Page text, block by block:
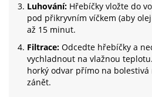
Luhování: Hřebíčky vložte do
pod přikryvním víčkem (aby
až 15 minut.
Filtrace: Odcedte hřebíčky a
vychladnout na vlažnou
horký odvar přímo na bolestivá
zánět.